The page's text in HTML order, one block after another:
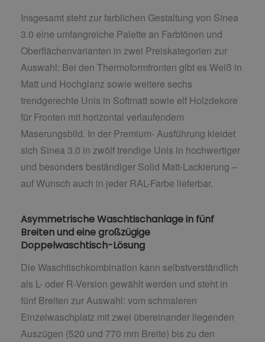
Insgesamt steht zur farblichen Gestaltung von Sinea
3.0 eine umfangreiche Palette an Farbtönen und
Oberflächenvarianten in zwei Preiskategorien zur
Auswahl: Bei den Thermoformfronten gibt es Weiß in
Matt und Hochglanz sowie weitere sechs
trendgerechte Unis in Softmatt sowie elf Holzdekore
für Fronten mit horizontal verlaufendem
Maserungsbild. In der Premium- Ausführung kleidet
sich Sinea 3.0 in zwölf trendige Unis in hochwertiger
und besonders beständiger Solid Matt-Lackierung –
auf Wunsch auch in jeder RAL-Farbe lieferbar.
Asymmetrische Waschtischanlage in fünf
Breiten und eine großzügige
Doppelwaschtisch-Lösung
Die Waschtischkombination kann selbstverständlich
als L- oder R-Version gewählt werden und steht in
fünf Breiten zur Auswahl: vom schmaleren
Einzelwaschplatz mit zwei übereinander liegenden
Auszügen (520 und 770 mm Breite) bis zu den